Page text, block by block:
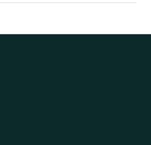
professionnel ?